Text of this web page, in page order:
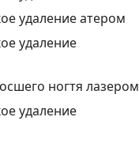
удаление атером
удаление
ногтя лазером
удаление